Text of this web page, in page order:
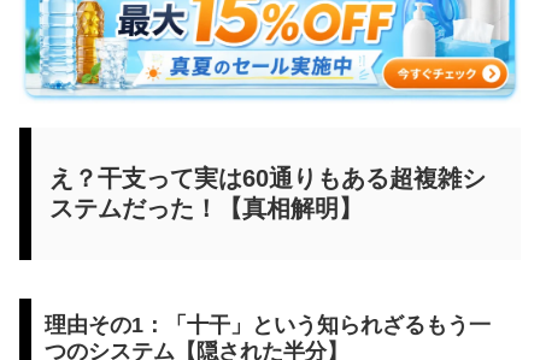
え？干支って実は60通りもある超複雑シ
ステムだった！【真相解明】
理由その1：「十干」という知られざるもう一
つのシステム【隠された半分】